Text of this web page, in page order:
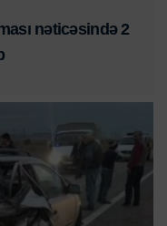
nəticəsində 2